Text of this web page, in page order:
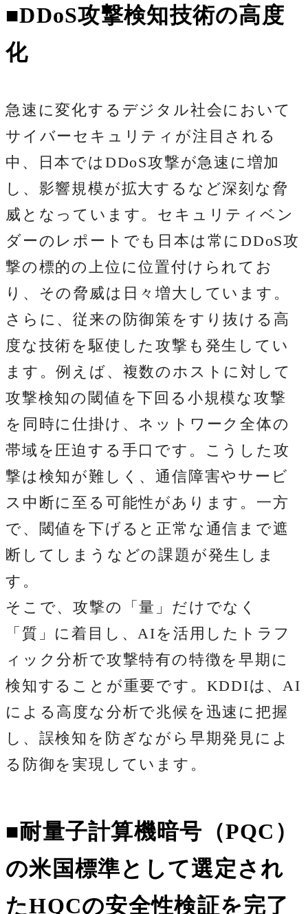
■DDoS攻撃検知技術の高度
化
急速に変化するデジタル社会において
サイバーセキュリティが注目される
中、日本ではDDoS攻撃が急速に増加
し、影響規模が拡大するなど深刻な脅
威となっています。セキュリティベン
ダーのレポートでも日本は常にDDoS攻
撃の標的の上位に位置付けられてお
り、その脅威は日々増大しています。
さらに、従来の防御策をすり抜ける高
度な技術を駆使した攻撃も発生してい
ます。例えば、複数のホストに対して
攻撃検知の閾値を下回る小規模な攻撃
を同時に仕掛け、ネットワーク全体の
帯域を圧迫する手口です。こうした攻
撃は検知が難しく、通信障害やサービ
ス中断に至る可能性があります。一方
で、閾値を下げると正常な通信まで遮
断してしまうなどの課題が発生しま
す。
そこで、攻撃の「量」だけでなく
「質」に着目し、AIを活用したトラフ
ィック分析で攻撃特有の特徴を早期に
検知することが重要です。KDDIは、AI
による高度な分析で兆候を迅速に把握
し、誤検知を防ぎながら早期発見によ
る防御を実現しています。
■耐量子計算機暗号（PQC）
の米国標準として選定され
たHQCの安全性検証を完了